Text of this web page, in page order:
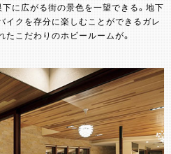
に広がる街の景色を一望できる。地下
イクを存分に楽しむことができるガレ
たこだわりのホビールームが。